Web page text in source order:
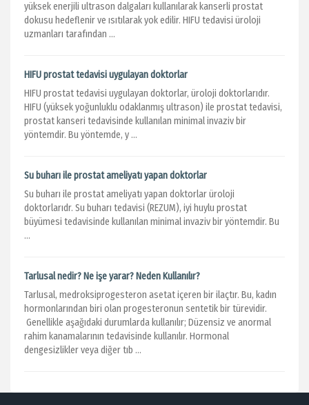
yüksek enerjili ultrason dalgaları kullanılarak kanserli prostat
dokusu hedeflenir ve ısıtılarak yok edilir. HIFU tedavisi üroloji
uzmanları tarafından ...
HIFU prostat tedavisi uygulayan doktorlar
HIFU prostat tedavisi uygulayan doktorlar, üroloji doktorlarıdır.
HIFU (yüksek yoğunluklu odaklanmış ultrason) ile prostat tedavisi,
prostat kanseri tedavisinde kullanılan minimal invaziv bir
yöntemdir. Bu yöntemde, y ...
Su buharı ile prostat ameliyatı yapan doktorlar
Su buharı ile prostat ameliyatı yapan doktorlar üroloji
doktorlarıdr. Su buharı tedavisi (REZUM), iyi huylu prostat
büyümesi tedavisinde kullanılan minimal invaziv bir yöntemdir. Bu
...
Tarlusal nedir? Ne işe yarar? Neden Kullanılır?
Tarlusal, medroksiprogesteron asetat içeren bir ilaçtır. Bu, kadın
hormonlarından biri olan progesteronun sentetik bir türevidir.
Genellikle aşağıdaki durumlarda kullanılır; Düzensiz ve anormal
rahim kanamalarının tedavisinde kullanılır. Hormonal
dengesizlikler veya diğer tıb ...